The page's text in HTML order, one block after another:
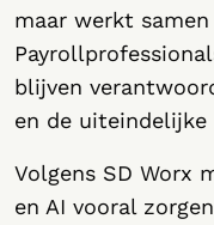
maar werkt
blijven
en de uiteindelijke
Volgens SD Worx
en AI vooral